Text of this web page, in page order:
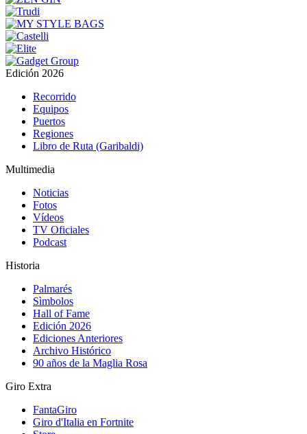
Edición 2026
Recorrido
Equipos
Puertos
Regiones
Libro de Ruta (Garibaldi)
Multimedia
Noticias
Fotos
Vídeos
TV Oficiales
Podcast
Historia
Palmarés
Sìmbolos
Hall of Fame
Edición 2026
Ediciones Anteriores
Archivo Histórico
90 años de la Maglia Rosa
Giro Extra
FantaGiro
Giro d'Italia en Fortnite